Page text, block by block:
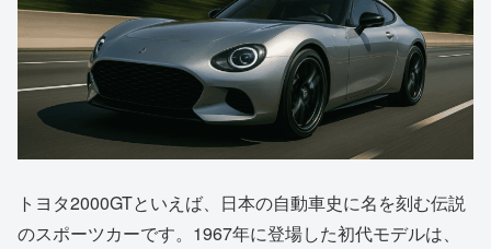
トヨタ2000GTといえば、日本の自動車史に名を刻む伝説
のスポーツカーです。1967年に登場した初代モデルは、